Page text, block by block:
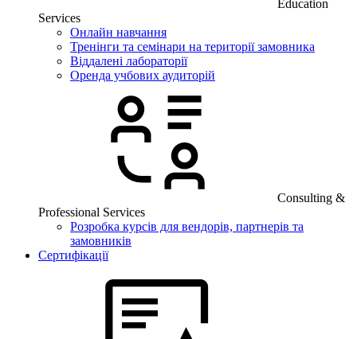
Education
Services
Онлайн навчання
Тренінги та семінари на території замовника
Віддалені лабораторії
Оренда учбових аудиторій
Consulting &
Professional Services
Розробка курсів для вендорів, партнерів та
замовників
Сертифікації